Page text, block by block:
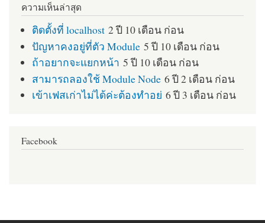
ความเห็นล่าสุด
ติดตั้งที่ localhost 2 ปี 10 เดือน ก่อน
ปัญหาคงอยู่ที่ตัว Module 5 ปี 10 เดือน ก่อน
ถ้าอยากจะแยกหน้า 5 ปี 10 เดือน ก่อน
สามารถลองใช้ Module Node 6 ปี 2 เดือน ก่อน
เข้าเฟสเก่าไม่ได้ค่ะต้องทำอย่ 6 ปี 3 เดือน ก่อน
Facebook